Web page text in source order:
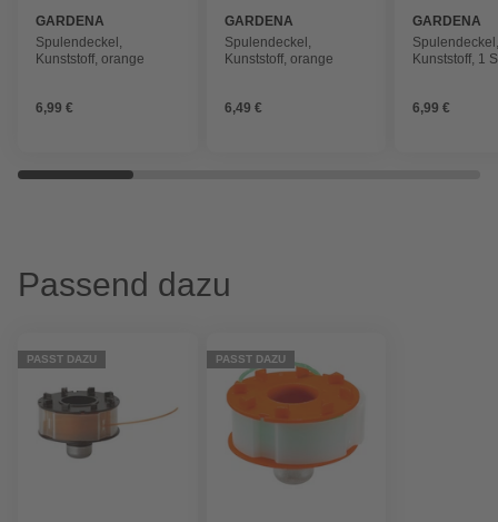
GARDENA
Spulendeckel,
Kunststoff, orange
6,99 €
GARDENA
Spulendeckel,
Kunststoff, orange
6,49 €
GARDENA
Kunststoff, 1
6,99 €
Passend dazu
PASST DAZU PASST DAZU